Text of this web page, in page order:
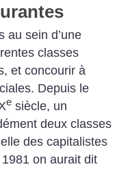
au sein d’une
classes
et concourir à
Depuis le
e siècle, un
deux classes
des capitalistes
on aurait dit